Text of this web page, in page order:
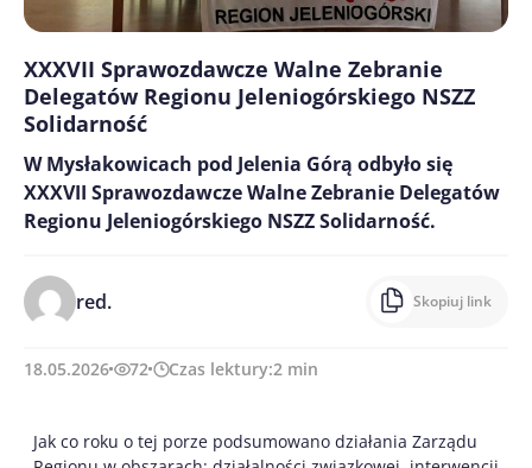
XXXVII Sprawozdawcze Walne Zebranie
Delegatów Regionu Jeleniogórskiego NSZZ
Solidarność
W Mysłakowicach pod Jelenia Górą odbyło się
XXXVII Sprawozdawcze Walne Zebranie Delegatów
Regionu Jeleniogórskiego NSZZ Solidarność.
red. Skopiuj link
18.05.2026 72 Czas lektury:2 min
Jak co roku o tej porze podsumowano działania Zarządu